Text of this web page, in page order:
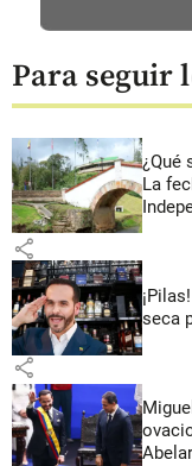
Para seguir
¿Qué
La
share
seca
share